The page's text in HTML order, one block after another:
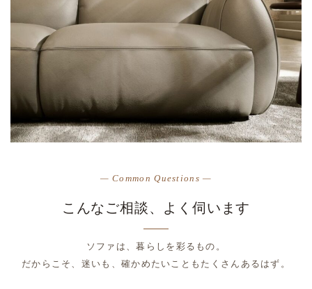
— Common Questions —
こんなご相談、よく伺います
ソファは、暮らしを彩るもの。
だからこそ、迷いも、確かめたいこともたくさんあるはず。